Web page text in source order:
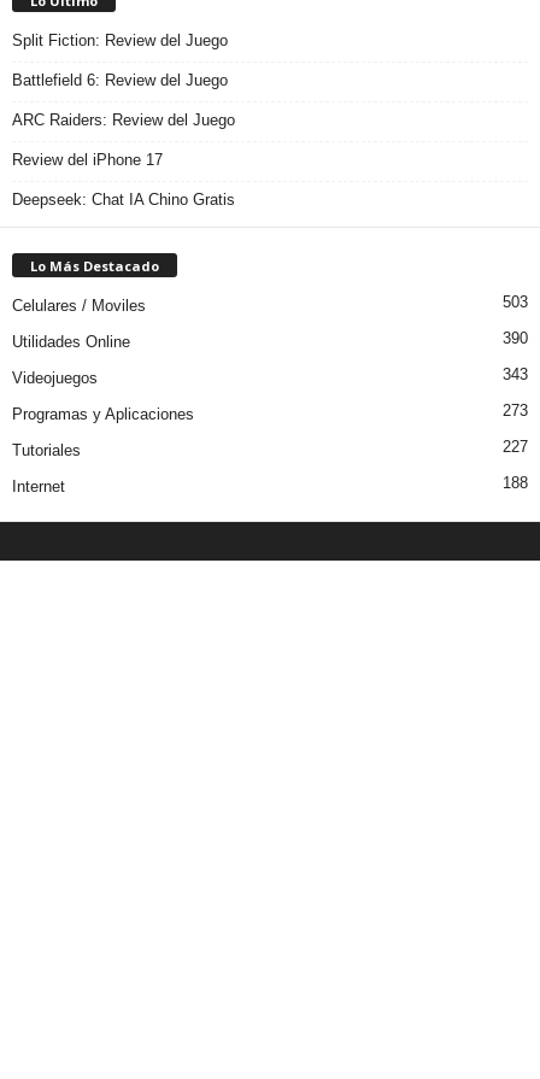
Split Fiction: Review del Juego
Battlefield 6: Review del Juego
ARC Raiders: Review del Juego
Review del iPhone 17
Deepseek: Chat IA Chino Gratis
Lo Más Destacado
Celulares / Moviles 503
Utilidades Online 390
Videojuegos 343
Programas y Aplicaciones 273
Tutoriales 227
Internet 188